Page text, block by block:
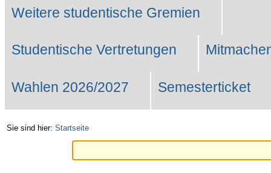
Weitere studentische Gremien
Studentische Vertretungen
Wahlen 2026/2027 Semesterticket
Sie sind hier: Startseite